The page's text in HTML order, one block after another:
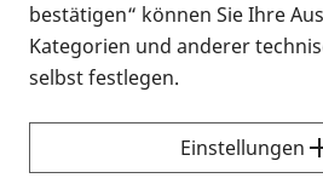
Alle Infomaterialien in
Formaten an einem Ort
Sie möchten wissen, wie Sie
suchen und dieses bestellen
bestätigen“ können Sie Ihre
Kategorien und anderer
selbst festlegen.
Einstellungen